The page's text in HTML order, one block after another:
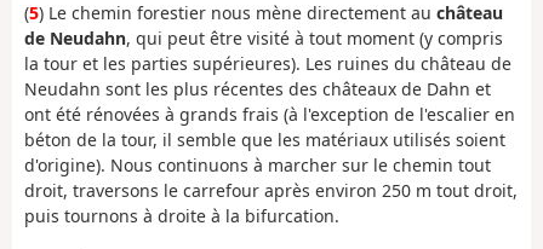
(5) Le chemin forestier nous mène directement au château
de Neudahn, qui peut être visité à tout moment (y compris
la tour et les parties supérieures). Les ruines du château de
Neudahn sont les plus récentes des châteaux de Dahn et
ont été rénovées à grands frais (à l'exception de l'escalier en
béton de la tour, il semble que les matériaux utilisés soient
d'origine). Nous continuons à marcher sur le chemin tout
droit, traversons le carrefour après environ 250 m tout droit,
puis tournons à droite à la bifurcation.